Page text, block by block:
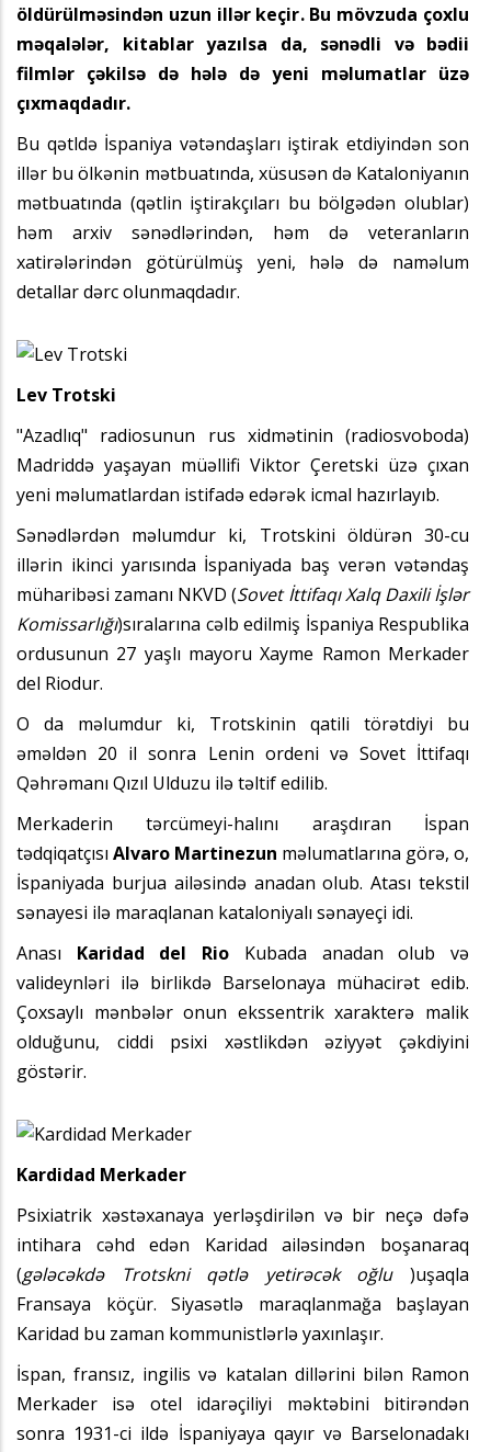
öldürülməsindən uzun illər keçir. Bu mövzuda çoxlu
məqalələr, kitablar yazılsa da, sənədli və bədii
filmlər çəkilsə də hələ də yeni məlumatlar üzə
çıxmaqdadır.
Bu qətldə İspaniya vətəndaşları iştirak etdiyindən son
illər bu ölkənin mətbuatında, xüsusən də Kataloniyanın
mətbuatında (qətlin iştirakçıları bu bölgədən olublar)
həm arxiv sənədlərindən, həm də veteranların
xatirələrindən götürülmüş yeni, hələ də naməlum
detallar dərc olunmaqdadır.
Lev Trotski
"Azadlıq" radiosunun rus xidmətinin (radiosvoboda)
Madriddə yaşayan müəllifi Viktor Çeretski üzə çıxan
yeni məlumatlardan istifadə edərək icmal hazırlayıb.
Sənədlərdən məlumdur ki, Trotskini öldürən 30-cu
illərin ikinci yarısında İspaniyada baş verən vətəndaş
müharibəsi zamanı NKVD (Sovet İttifaqı Xalq Daxili İşlər
Komissarlığı)sıralarına cəlb edilmiş İspaniya Respublika
ordusunun 27 yaşlı mayoru Xayme Ramon Merkader
del Riodur.
O da məlumdur ki, Trotskinin qatili törətdiyi bu
əməldən 20 il sonra Lenin ordeni və Sovet İttifaqı
Qəhrəmanı Qızıl Ulduzu ilə təltif edilib.
Merkaderin tərcümeyi-halını araşdıran İspan
tədqiqatçısı Alvaro Martinezun məlumatlarına görə, o,
İspaniyada burjua ailəsində anadan olub. Atası tekstil
sənayesi ilə maraqlanan kataloniyalı sənayeçi idi.
Anası Karidad del Rio Kubada anadan olub və
valideynləri ilə birlikdə Barselonaya mühacirət edib.
Çoxsaylı mənbələr onun ekssentrik xarakterə malik
olduğunu, ciddi psixi xəstlikdən əziyyət çəkdiyini
göstərir.
Kardidad Merkader
Psixiatrik xəstəxanaya yerləşdirilən və bir neçə dəfə
intihara cəhd edən Karidad ailəsindən boşanaraq
(gələcəkdə Trotskni qətlə yetirəcək oğlu)uşaqla
Fransaya köçür. Siyasətlə maraqlanmağa başlayan
Karidad bu zaman kommunistlərlə yaxınlaşır.
İspan, fransız, ingilis və katalan dillərini bilən Ramon
Merkader isə otel idarəçiliyi məktəbini bitirəndən
sonra 1931-ci ildə İspaniyaya qayır və Barselonadakı